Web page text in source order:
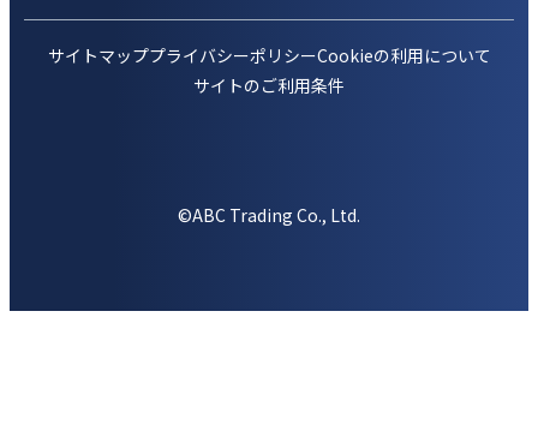
サイトマッププライバシーポリシーCookieの利用について
サイトのご利用条件
©ABC Trading Co., Ltd.